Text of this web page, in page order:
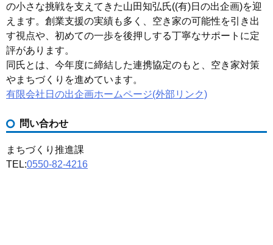
の小さな挑戦を支えてきた山田知弘氏((有)日の出企画)を迎
えます。創業支援の実績も多く、空き家の可能性を引き出
す視点や、初めての一歩を後押しする丁寧なサポートに定
評があります。
同氏とは、今年度に締結した連携協定のもと、空き家対策
やまちづくりを進めています。
有限会社日の出企画ホームページ(外部リンク)
問い合わせ
まちづくり推進課
TEL:0550-82-4216